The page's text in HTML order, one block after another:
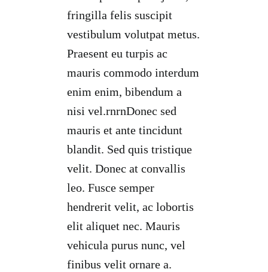
fringilla felis suscipit
vestibulum volutpat metus.
Praesent eu turpis ac
mauris commodo interdum
enim enim, bibendum a
nisi vel.rnrnDonec sed
mauris et ante tincidunt
blandit. Sed quis tristique
velit. Donec at convallis
leo. Fusce semper
hendrerit velit, ac lobortis
elit aliquet nec. Mauris
vehicula purus nunc, vel
finibus velit ornare a.